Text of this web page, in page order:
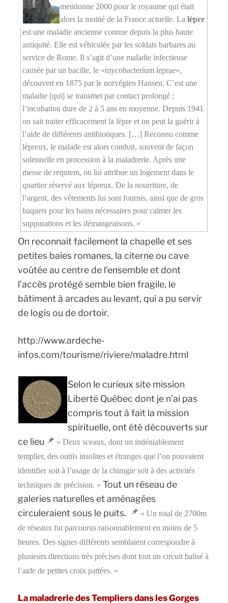
mentionne 2000 pour le royaume qui était
alors la moitié de la France actuelle. Lalèpre
est une maladie ancienne connue depuis la plus haute
antiquité. Elle est véhiculée par les soldats barbares au
service de Rome. Il s’agit d’une maladie infectieuse
causée par un bacille, le «mycobacterium leprae»,
découvert en 1875 par le norvégien Hansen. C’est une
maladie [qui] se transmet par contact prolongé ;
l’incubation dure de 2 à 5 ans en moyenne. Depuis 1941
on sait traiter efficacement la lèpre et on peut la guérir à
l’aide de différents antibiotiques. […] Reconnu comme
lépreux, le malade est alors conduit, souvent de façon
solennelle en procession à la maladrerie. Après une
messe de requiem, on lui attribue un logement dans le
quartier réservé aux lépreux. De la nourriture, de
l’argent, des vêtements lui sont fournis, ainsi que de gros
baquets pour les bains nécessaires pour calmer les
suppurations et les démangeaisons. »
On reconnait facilement la chapelle et ses
petites baies romanes, la citerne ou cave
voûtée au centre de l’ensemble et dont
l’accès protégé semble bien fragile, le
bâtiment à arcades au levant, qui a pu servir
de logis ou de dortoir.
http://www.ardeche-
infos.com/tourisme/riviere/maladre.html
Selon le curieux site mission
Liberté Québec dont je n’ai pas
compris tout à fait la mission
spirituelle, ont été découverts sur
ce lieu
« Deux sceaux, dont un indéniablement
templier, des outils insolites et étranges que l’on pouvaient
identifier soit à l’usage de la chirugie soit à des activités
techniques de précision. » Tout un réseau de
galeries naturelles et aménagées
circuleraient sous le puits.
« Un total de 2700m
de réseaux fut parcourus raisonnablement en moins de 5
heures. Des signes différents semblaient correspondre à
plusieurs directions très précises dont tout un circuit balisé à
l’aide de petites croix pattées. »
La maladrerie des Templiers dans les Gorges